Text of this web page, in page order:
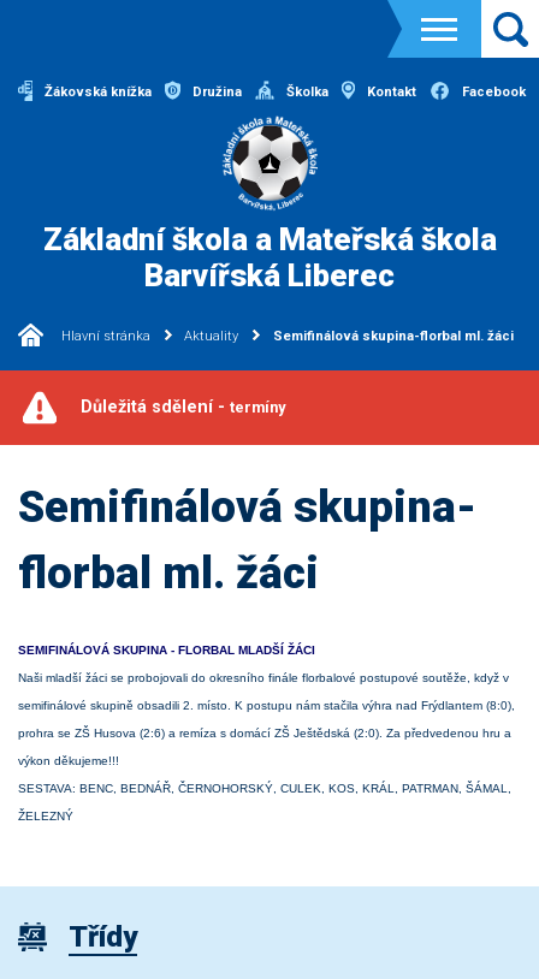
Žákovská knížka Družina Školka Kontakt Facebook
Základní škola a Mateřská škola
Barvířská Liberec
Hlavní stránka Aktuality Semifinálová skupina-florbal ml. žáci
Důležitá sdělení - termíny
Semifinálová skupina-
florbal ml. žáci
SEMIFINÁLOVÁ SKUPINA - FLORBAL MLADŠÍ ŽÁCI
Naši mladší žáci se probojovali do okresního finále florbalové postupové soutěže, když v
semifinálové skupině obsadili 2. místo. K postupu nám stačila výhra nad Frýdlantem (8:0),
prohra se ZŠ Husova (2:6) a remíza s domácí ZŠ Ještědská (2:0). Za předvedenou hru a
výkon děkujeme!!!
SESTAVA: BENC, BEDNÁŘ, ČERNOHORSKÝ, CULEK, KOS, KRÁL, PATRMAN, ŠÁMAL,
ŽELEZNÝ
Třídy